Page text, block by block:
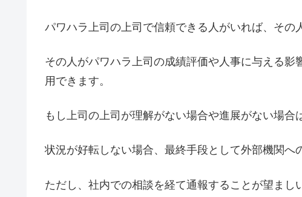
パワハラ上司の上司で信頼できる人がいれば、その
その人がパワハラ上司の成績評価や人事に与える
用できます。
もし上司の上司が理解がない場合や進展がない場合
状況が好転しない場合、最終手段として外部機関へ
ただし、社内での相談を経て通報することが望ま